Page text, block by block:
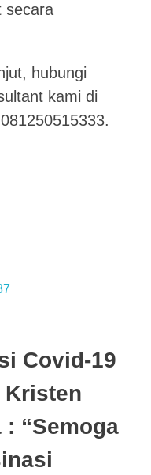
secara
hubungi
kami di
Covid-19
Kristen
: “Semoga